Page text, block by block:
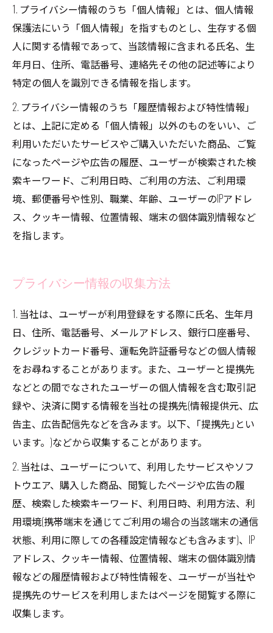
1. プライバシー情報のうち「個人情報」とは、個人情報
保護法にいう「個人情報」を指すものとし、生存する個
人に関する情報であって、当該情報に含まれる氏名、生
年月日、住所、電話番号、連絡先その他の記述等により
特定の個人を識別できる情報を指します。
2. プライバシー情報のうち「履歴情報および特性情報」
とは、上記に定める「個人情報」以外のものをいい、ご
利用いただいたサービスやご購入いただいた商品、ご覧
になったページや広告の履歴、ユーザーが検索された検
索キーワード、ご利用日時、ご利用の方法、ご利用環
境、郵便番号や性別、職業、年齢、ユーザーのIPアドレ
ス、クッキー情報、位置情報、端末の個体識別情報など
を指します。
プライバシー情報の収集方法
1. 当社は、ユーザーが利用登録をする際に氏名、生年月
日、住所、電話番号、メールアドレス、銀行口座番号、
クレジットカード番号、運転免許証番号などの個人情報
をお尋ねすることがあります。また、ユーザーと提携先
などとの間でなされたユーザーの個人情報を含む取引記
録や、決済に関する情報を当社の提携先(情報提供元、広
告主、広告配信先などを含みます。以下、｢提携先｣とい
います。)などから収集することがあります。
2. 当社は、ユーザーについて、利用したサービスやソフ
トウエア、購入した商品、閲覧したページや広告の履
歴、検索した検索キーワード、利用日時、利用方法、利
用環境(携帯端末を通じてご利用の場合の当該端末の通信
状態、利用に際しての各種設定情報なども含みます)、IP
アドレス、クッキー情報、位置情報、端末の個体識別情
報などの履歴情報および特性情報を、ユーザーが当社や
提携先のサービスを利用しまたはページを閲覧する際に
収集します。